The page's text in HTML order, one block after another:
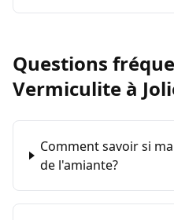
Questions
Vermiculite à
Comment savoir si
de l'amiante?